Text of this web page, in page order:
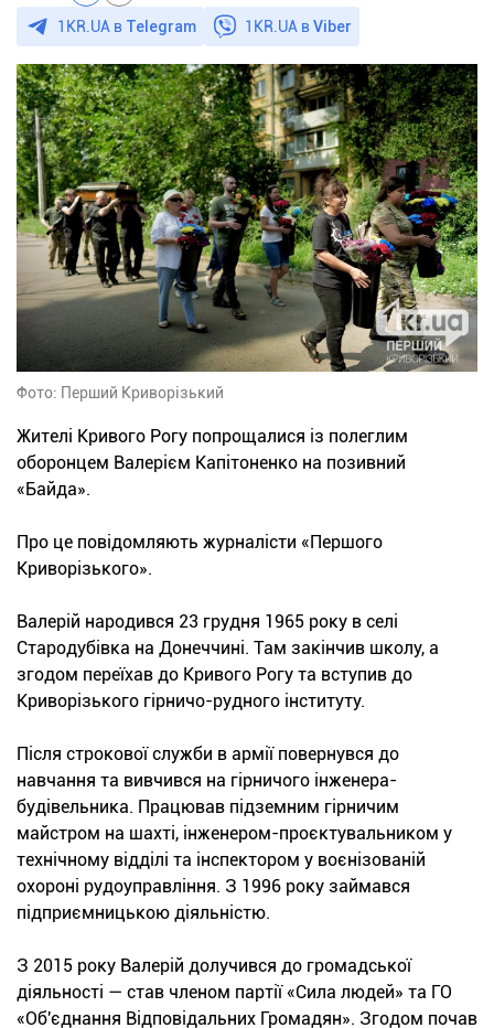
1KR.UA в Telegram 1KR.UA вViber
Фото: Перший Криворізький
Жителі Кривого Рогу попрощалися із полеглим
оборонцем Валерієм Капітоненко на позивний
«Байда».
Про це повідомляють журналісти «Першого
Криворізького».
Валерій народився 23 грудня 1965 року в селі
Стародубівка на Донеччині. Там закінчив школу, а
згодом переїхав до Кривого Рогу та вступив до
Криворізького гірничо-рудного інституту.
Після строкової служби в армії повернувся до
навчання та вивчився на гірничого інженера-
будівельника. Працював підземним гірничим
майстром на шахті, інженером-проєктувальником у
технічному відділі та інспектором у воєнізованій
охороні рудоуправління. З 1996 року займався
підприємницькою діяльністю.
З 2015 року Валерій долучився до громадської
діяльності — став членом партії «Сила людей» та ГО
«Об'єднання Відповідальних Громадян». Згодом почав